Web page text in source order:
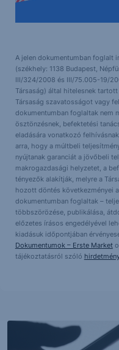
A jelen dokumentumban foglalt
(székhely: 1138 Budapest,
III/324/2008 és III/75.005-19/
Társaság) által hitelesnek
Társaság szavatosságot vagy
dokumentumban foglaltak nem
ösztönzésnek, befektetési
eladására vonatkozó
arra, hogy a múltbeli
nyújtanak garanciát a jövőbeli
makrogazdasági helyzetet, a
tényezők alakítják, melyre a
hozott döntés következményei
dokumentumban foglaltak –
többszörözése, publikálása,
előzetes írásos engedélyével
kiadásuk időpontjában
Dokumentumok – Erste Market
tájékoztatásról szóló